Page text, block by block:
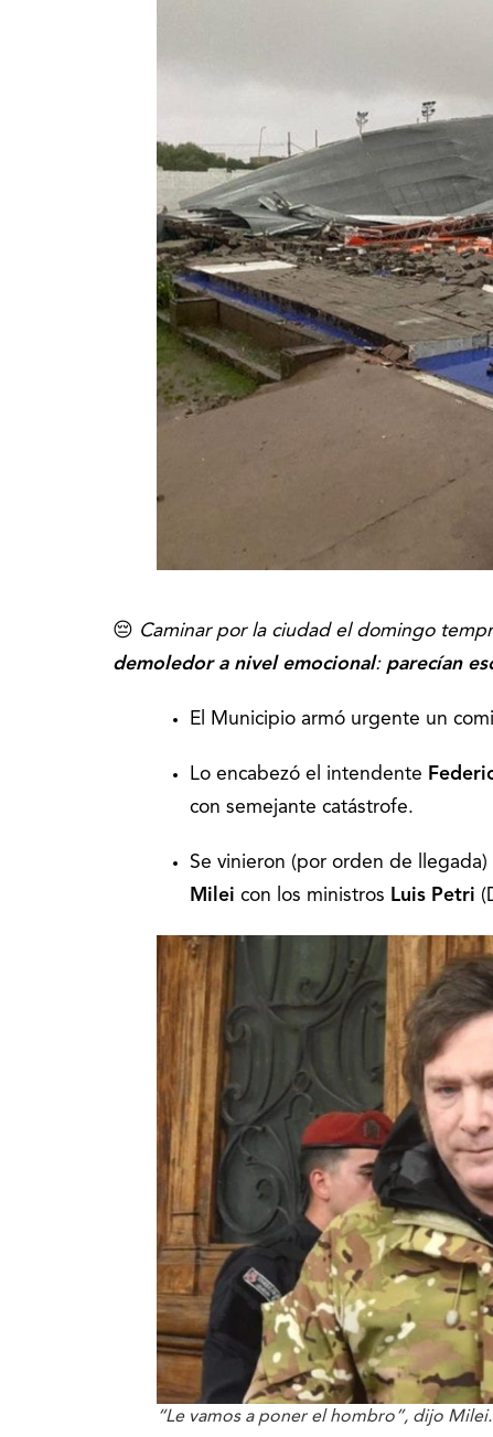
😔 Caminar por la ciudad el domingo
demoledor a nivel emocional: parecían
El Municipio armó urgente un
Lo encabezó el intendente
con semejante catástrofe.
Se vinieron (por orden de
Milei con los ministros Luis Petri
“Le vamos a poner el hombro”, dijo Milei.